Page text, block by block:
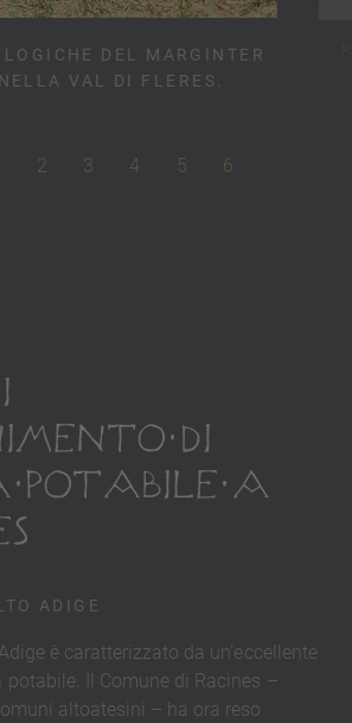
DEL MARGINTER
VAL DI FLERES.
2 3 4 5 6
DI
POTABILE A
ADIGE
è caratterizzato da un’eccellente
potabile. Il Comune di Racines –
altoatesini – ha ora reso